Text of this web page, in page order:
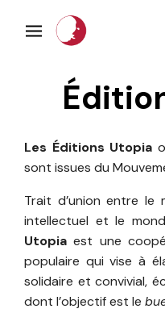
Les Éditions Utopia
sont issues du
Trait d’union entre le
intellectuel et le
Utopia est une
populaire qui vise à
solidaire et convivial,
dont l’objectif est le